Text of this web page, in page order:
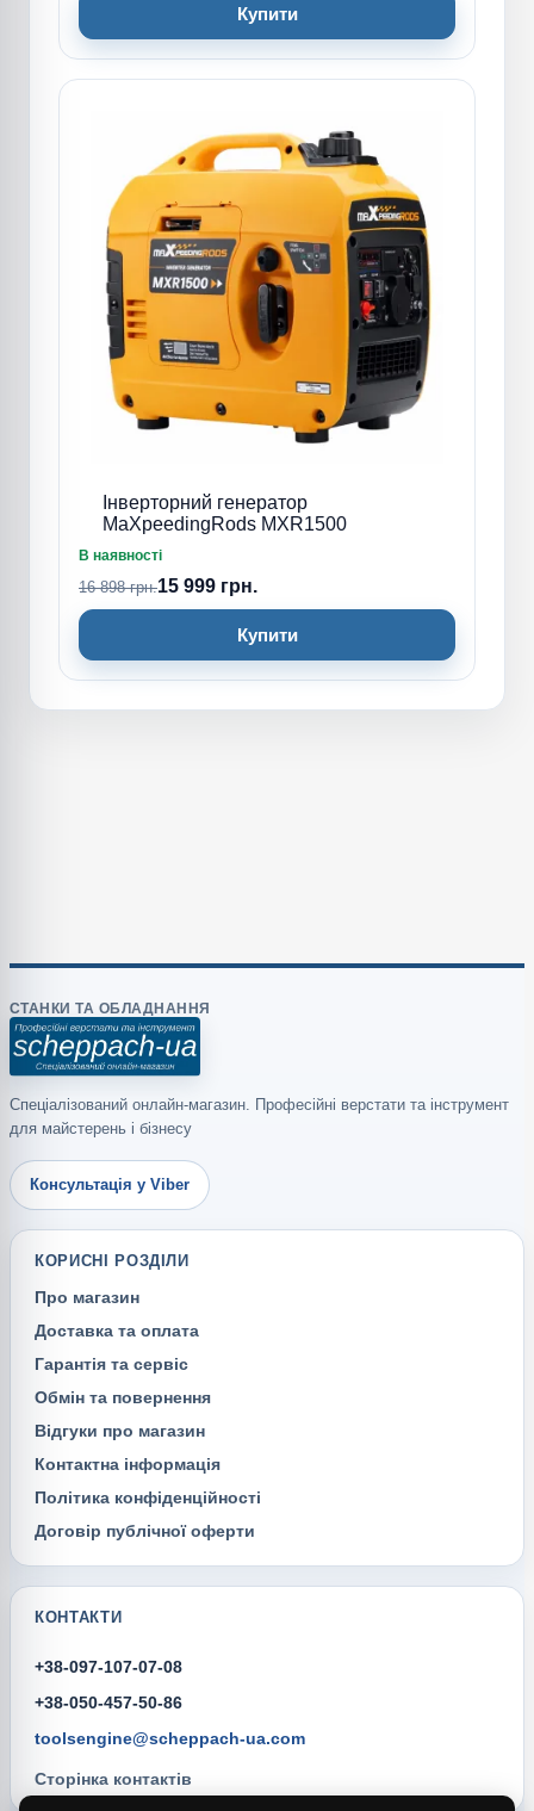
Купити
Інверторний генератор
MaXpeedingRods MXR1500
В наявності
16 898 грн.15 999 грн.
Купити
СТАНКИ ТА ОБЛАДНАННЯ
Спеціалізований онлайн-магазин. Професійні верстати та інструмент
для майстерень і бізнесу
Консультація у Viber
КОРИСНІ РОЗДІЛИ
Про магазин
Доставка та оплата
Гарантія та сервіс
Обмін та повернення
Відгуки про магазин
Контактна інформація
Політика конфіденційності
Договір публічної оферти
КОНТАКТИ
+38-097-107-07-08
+38-050-457-50-86
toolsengine@scheppach-ua.com
Сторінка контактів